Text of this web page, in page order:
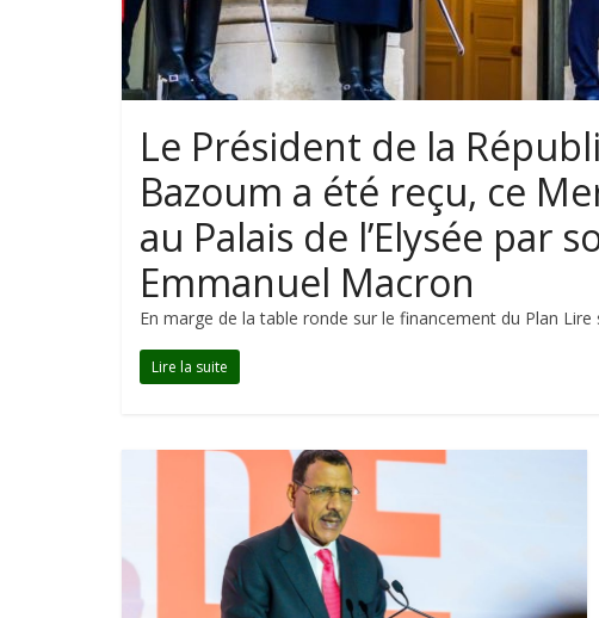
Le Président de la
Bazoum a été reçu, ce
au Palais de l’Elysée par
Emmanuel Macron
En marge de la table ronde sur le financement du Plan Lire
Lire la suite